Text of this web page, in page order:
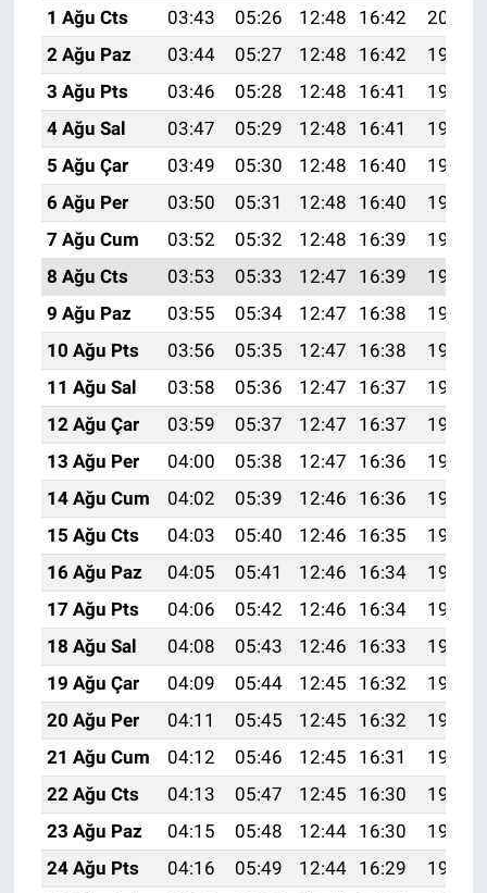
1 Ağu Cts
03:43 05:26 12:48 16:42
20:00
2 Ağu Paz
03:44 05:27 12:48 16:42
19:59
3 Ağu Pts
03:46 05:28 12:48 16:41
19:58
4 Ağu Sal
03:47 05:29 12:48 16:41
19:57
5 Ağu Çar
03:49 05:30 12:48 16:40
19:56
6 Ağu Per
03:50 05:31 12:48 16:40
19:54
7 Ağu Cum
03:52 05:32 12:48 16:39
19:53
8 Ağu Cts
03:53 05:33 12:47 16:39
19:52
9 Ağu Paz
03:55 05:34 12:47 16:38
19:51
10 Ağu Pts
03:56 05:35 12:47 16:38
19:49
11 Ağu Sal
03:58 05:36 12:47 16:37
19:48
12 Ağu Çar
03:59 05:37 12:47 16:37
19:47
13 Ağu Per
04:00 05:38 12:47 16:36
19:46
14 Ağu Cum
04:02 05:39 12:46 16:36
19:44
15 Ağu Cts
04:03 05:40 12:46 16:35
19:43
16 Ağu Paz
04:05 05:41 12:46 16:34
19:41
17 Ağu Pts
04:06 05:42 12:46 16:34
19:40
18 Ağu Sal
04:08 05:43 12:46 16:33
19:39
19 Ağu Çar
04:09 05:44 12:45 16:32
19:37
20 Ağu Per
04:11 05:45 12:45 16:32
19:36
21 Ağu Cum
04:12 05:46 12:45 16:31
19:34
22 Ağu Cts
04:13 05:47 12:45 16:30
19:33
23 Ağu Paz
04:15 05:48 12:44 16:30
19:31
24 Ağu Pts
04:16 05:49 12:44 16:29
19:30